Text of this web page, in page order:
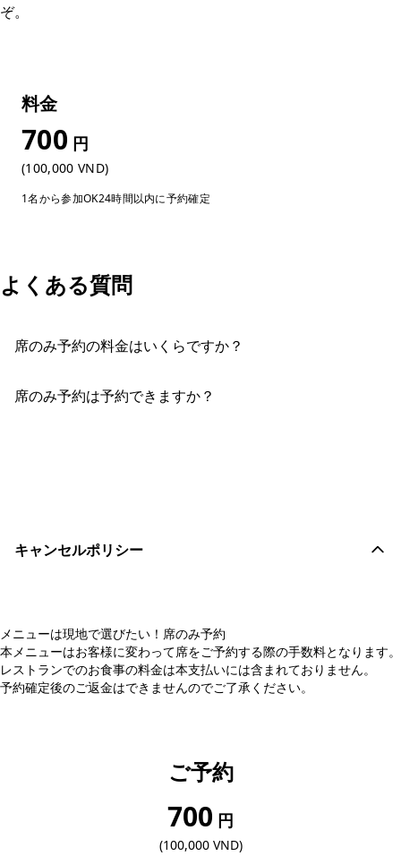
ぞ。
料金
700 円
(100,000 VND)
1名から参加OK24時間以内に予約確定
よくある質問
席のみ予約の料金はいくらですか？
席のみ予約は予約できますか？
キャンセルポリシー
メニューは現地で選びたい！席のみ予約
本メニューはお客様に変わって席をご予約する際の手数料となります。
レストランでのお食事の料金は本支払いには含まれておりません。
予約確定後のご返金はできませんのでご了承ください。
ご予約
700 円
(100,000 VND)